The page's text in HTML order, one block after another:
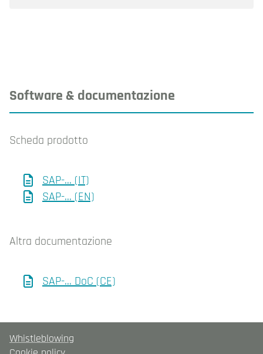
Software & documentazione
Scheda prodotto
SAP-... (IT)
SAP-... (EN)
Altra documentazione
SAP-... DoC (CE)
Whistleblowing